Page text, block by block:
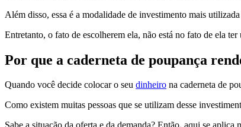
Além disso, essa é a modalidade de investimento mais
Entretanto, o fato de escolherem ela, não está no fato de ela
Por que a caderneta de poupança
Quando você decide colocar o seu dinheiro na caderneta de
Como existem muitas pessoas que se utilizam desse